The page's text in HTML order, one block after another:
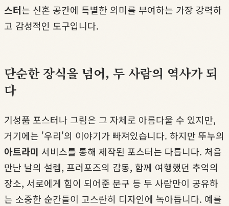
스터는 신혼 공간에 특별한 의미를 부여하는 가장 강력하
고 감성적인 도구입니다.
단순한 장식을 넘어, 두 사람의 역사가 되
다
기성품 포스터나 그림은 그 자체로 아름다울 수 있지만,
거기에는 '우리'의 이야기가 빠져있습니다. 하지만 뚜누의
아트라미 서비스를 통해 제작된 포스터는 다릅니다. 처음
만난 날의 설렘, 프러포즈의 감동, 함께 여행했던 추억의
장소, 서로에게 힘이 되어준 문구 등 두 사람만이 공유하
는 소중한 순간들이 고스란히 디자인에 녹아듭니다. 예를